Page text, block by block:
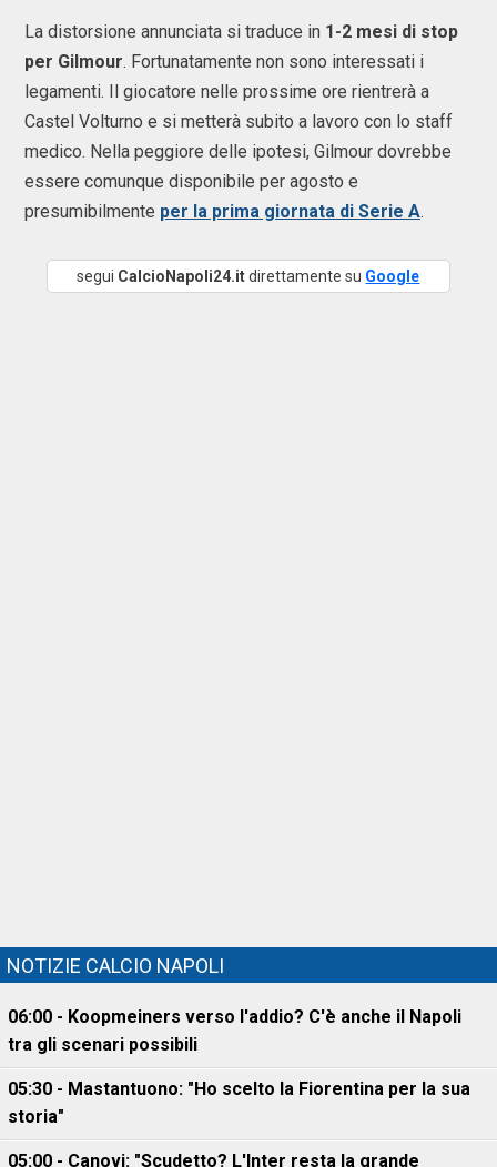
La distorsione annunciata si traduce in 1-2 mesi di stop
per Gilmour. Fortunatamente non sono interessati i
legamenti. Il giocatore nelle prossime ore rientrerà a
Castel Volturno e si metterà subito a lavoro con lo staff
medico. Nella peggiore delle ipotesi, Gilmour dovrebbe
essere comunque disponibile per agosto e
presumibilmente per la prima giornata di Serie A.
segui CalcioNapoli24.itdirettamente su Google
NOTIZIE CALCIO NAPOLI
06:00 - Koopmeiners verso l'addio? C'è anche il Napoli
tra gli scenari possibili
05:30 - Mastantuono: "Ho scelto la Fiorentina per la sua
storia"
05:00 - Canovi: "Scudetto? L'Inter resta la grande